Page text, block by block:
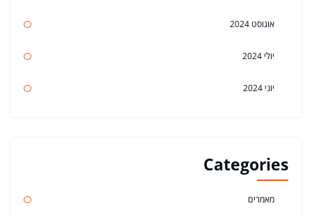
אוגוסט 2024
יולי 2024
יוני 2024
Categories
מאמרים